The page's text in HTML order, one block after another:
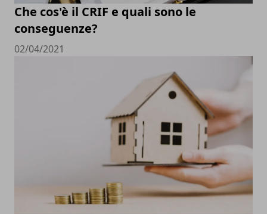
Che cos'è il CRIF e quali sono le
conseguenze?
02/04/2021